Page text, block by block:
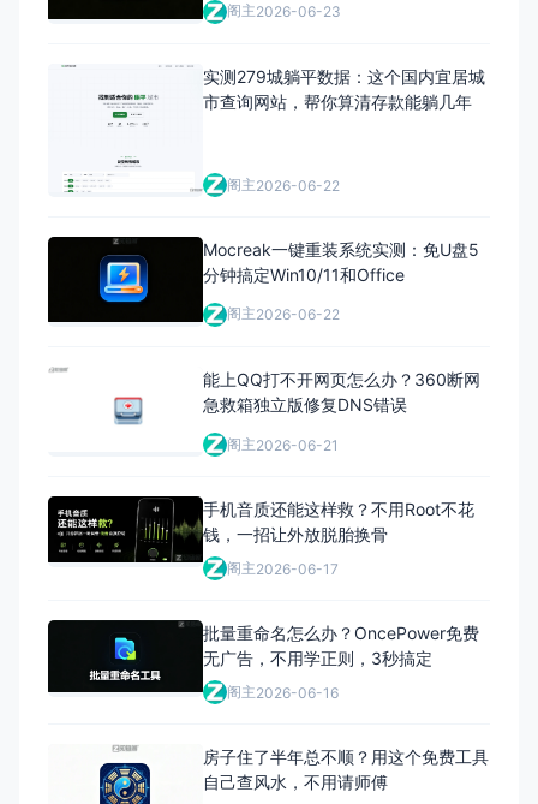
阁主2026-06-23
实测279城躺平数据：这个国内宜居城
市查询网站，帮你算清存款能躺几年
阁主2026-06-22
Mocreak一键重装系统实测：免U盘5
分钟搞定Win10/11和Office
阁主2026-06-22
能上QQ打不开网页怎么办？360断网
急救箱独立版修复DNS错误
阁主2026-06-21
手机音质还能这样救？不用Root不花
钱，一招让外放脱胎换骨
阁主2026-06-17
批量重命名怎么办？OncePower免费
无广告，不用学正则，3秒搞定
阁主2026-06-16
房子住了半年总不顺？用这个免费工具
自己查风水，不用请师傅